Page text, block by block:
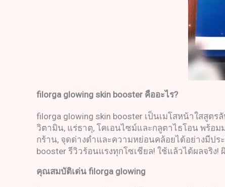
filorga glowing skin booster คืออะไร?
filorga glowing skin booster เป็นเมโสหน้าใสสูต
วิตามิน, แร่ธาตุ, โคเอนไซม์และกลูตาไธโอน พร้อ
กร้าน, จุดด่างดำและความหย่อนคล้อยได้อย่างมีป
booster รีวิวร้อนแรงทุกโซเชียล! ใช้แล้วได้ผลจริ
คุณสมบัติเด่น filorga glowing